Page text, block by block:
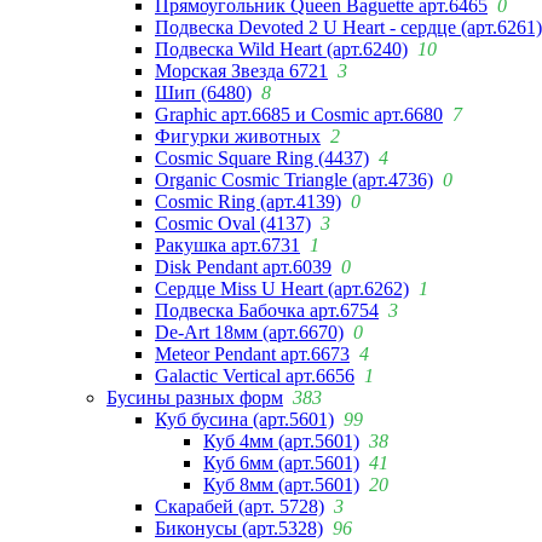
Прямоугольник Queen Baguette арт.6465 0
Подвеска Devoted 2 U Heart - сердце (арт.6261)
Подвеска Wild Heart (арт.6240) 10
Морская Звезда 6721
3
Шип (6480) 8
Graphic арт.6685 и Cosmic арт.6680 7
Фигурки животных 2
Cosmic Square Ring (4437) 4
Organic Cosmic Triangle (арт.4736) 0
Cosmic Ring (арт.4139) 0
Cosmic Oval (4137) 3
Ракушка арт.6731
1
Disk Pendant арт.6039 0
Сердце Miss U Heart (арт.6262) 1
Подвеска Бабочка арт.6754 3
De-Art 18мм (арт.6670) 0
Meteor Pendant арт.6673 4
Galactic Vertical арт.6656 1
Бусины разных форм 383
Куб бусина (арт.5601) 99
Куб 4мм (арт.5601) 38
Куб 6мм (арт.5601) 41
Куб 8мм (арт.5601) 20
Скарабей (арт. 5728) 3
Биконусы (арт.5328) 96